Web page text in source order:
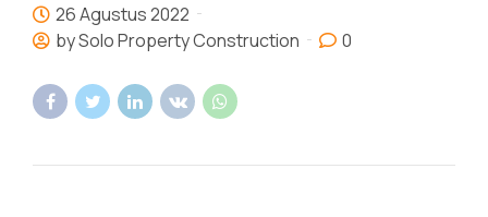
26 Agustus 2022
by Solo Property Construction
0